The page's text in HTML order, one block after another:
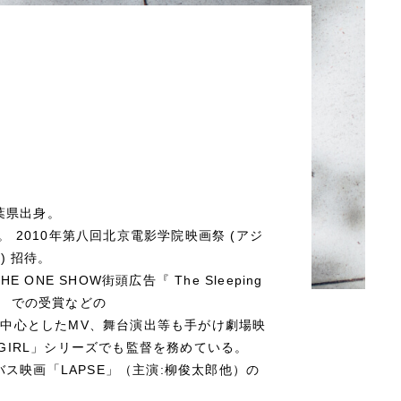
出身。
2010年第八回北京電影学院映画祭 (アジ
招待。
ONE SHOW街頭広告『 The Sleeping
での受賞などの
心としたMV、舞台演出等も手がけ劇場映
」シリーズでも監督を務めている。
映画「LAPSE」（主演:柳俊太郎他）の